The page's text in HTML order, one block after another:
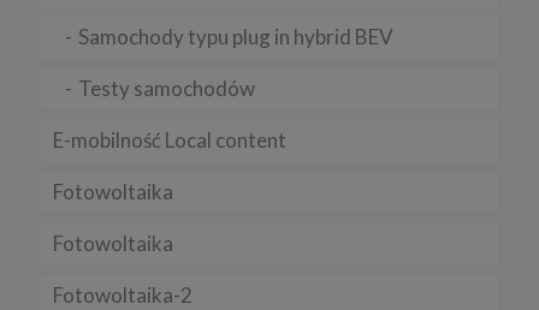
Samochody typu plug in hybrid BEV
Testy samochodów
E-mobilność Local content
Fotowoltaika
Fotowoltaika
Fotowoltaika-2